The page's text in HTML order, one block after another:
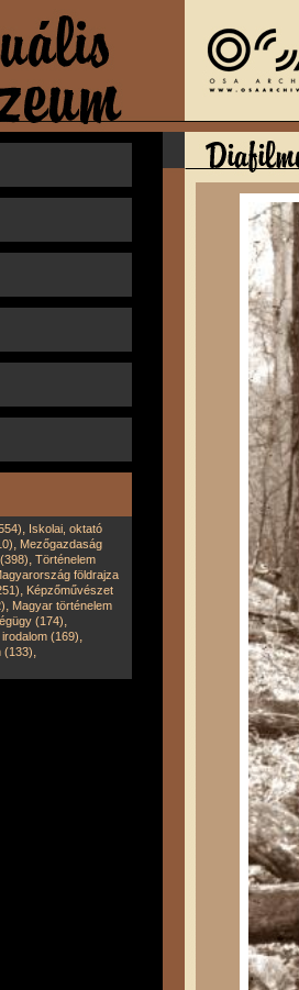
, Iskolai, oktató
, Mezőgazdaság
, Történelem
földrajza
, Képzőművészet
, Magyar történelem
(174),
(169),
(133),